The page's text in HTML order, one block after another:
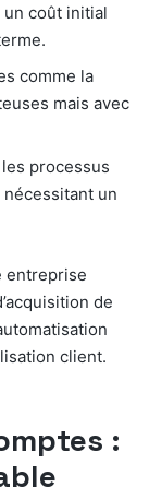
coût initial
comme la
mais avec
processus
un
entreprise
de
client.
: